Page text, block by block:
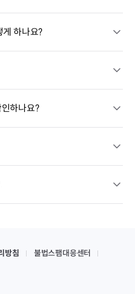
게 하나요?
하나요?
방침
불법스팸대응센터